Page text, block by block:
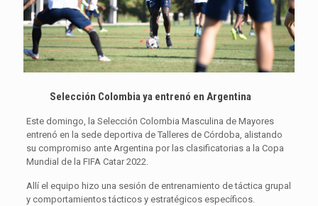
Selección Colombia ya entrenó en Argentina
Este domingo, la Selección Colombia Masculina de Mayores
entrenó en la sede deportiva de Talleres de Córdoba, alistando
su compromiso ante Argentina por las clasificatorias a la Copa
Mundial de la FIFA Catar 2022.
Allí el equipo hizo una sesión de entrenamiento de táctica grupal
y comportamientos tácticos y estratégicos específicos.